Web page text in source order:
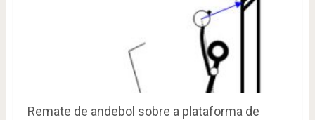
Remate de andebol sobre a plataforma de